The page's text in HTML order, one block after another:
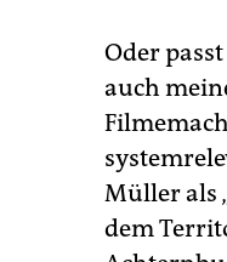
Oder
auch
Müller als
dem